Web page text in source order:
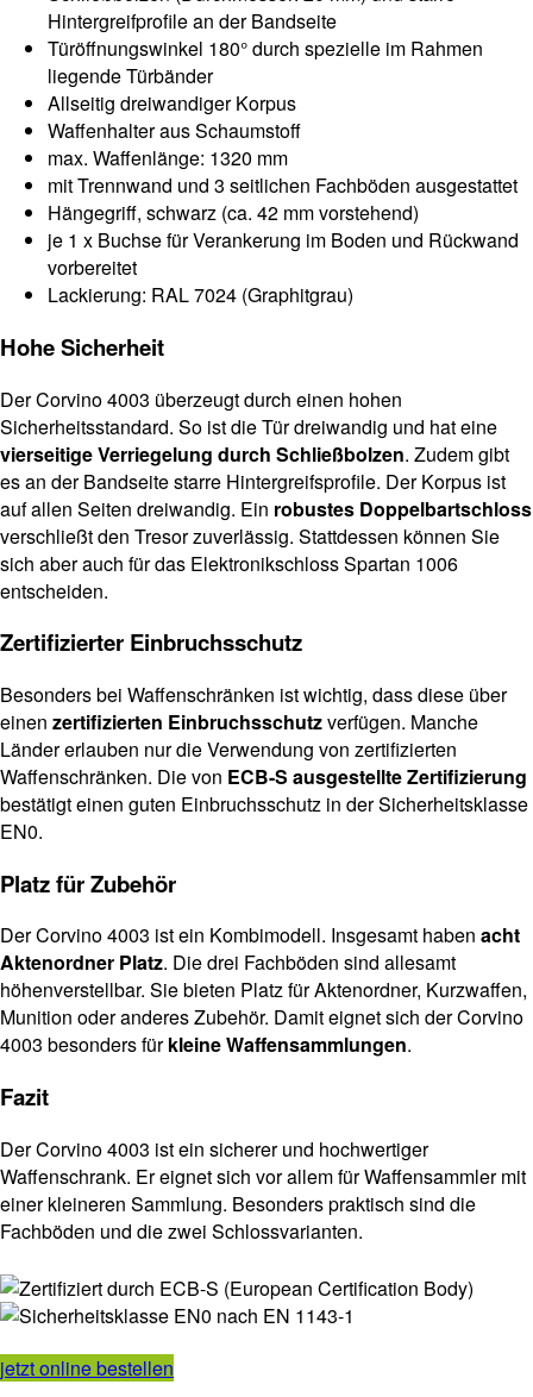
Hintergreifprofile an der Bandseite
Türöffnungswinkel 180° durch spezielle im Rahmen
liegende Türbänder
Allseitig dreiwandiger Korpus
Waffenhalter aus Schaumstoff
max. Waffenlänge: 1320 mm
mit Trennwand und 3 seitlichen Fachböden ausgestattet
Hängegriff, schwarz (ca. 42 mm vorstehend)
je 1 x Buchse für Verankerung im Boden und Rückwand
vorbereitet
Lackierung: RAL 7024 (Graphitgrau)
Hohe Sicherheit
Der Corvino 4003 überzeugt durch einen hohen
Sicherheitsstandard. So ist die Tür dreiwandig und hat eine
vierseitige Verriegelung durch Schließbolzen. Zudem gibt
es an der Bandseite starre Hintergreifsprofile. Der Korpus ist
auf allen Seiten dreiwandig. Ein robustes Doppelbartschloss
verschließt den Tresor zuverlässig. Stattdessen können Sie
sich aber auch für das Elektronikschloss Spartan 1006
entscheiden.
Zertifizierter Einbruchsschutz
Besonders bei Waffenschränken ist wichtig, dass diese über
einen zertifizierten Einbruchsschutzverfügen. Manche
Länder erlauben nur die Verwendung von zertifizierten
Waffenschränken. Die von ECB-S ausgestellte Zertifizierung
bestätigt einen guten Einbruchsschutz in der Sicherheitsklasse
EN0.
Platz für Zubehör
Der Corvino 4003 ist ein Kombimodell. Insgesamt haben acht
Aktenordner Platz. Die drei Fachböden sind allesamt
höhenverstellbar. Sie bieten Platz für Aktenordner, Kurzwaffen,
Munition oder anderes Zubehör. Damit eignet sich der Corvino
4003 besonders fürkleine Waffensammlungen.
Fazit
Der Corvino 4003 ist ein sicherer und hochwertiger
Waffenschrank. Er eignet sich vor allem für Waffensammler mit
einer kleineren Sammlung. Besonders praktisch sind die
Fachböden und die zwei Schlossvarianten.
jetzt online bestellen